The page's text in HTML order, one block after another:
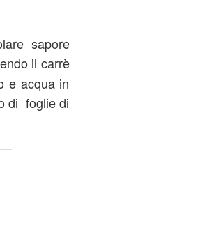
sapore
il carrè
e acqua in
di foglie di